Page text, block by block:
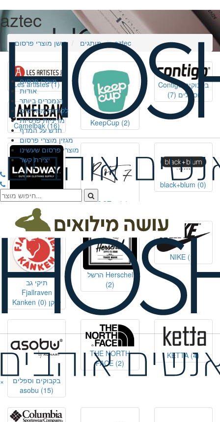
מוצרי פרסום
אודות
הנמכרים ביותר
לקוחות ממליצים
מדיניות פרטיות
חדש על המדף
מגזין מוצרי פרסום
מוצרי פרסום שעשינו
יצירת קשר
×
aztec
חושן מוצרי פרסום מותגים aztec
Contigo בקבוקים
וספלים (7)
KeepCup (2)
Les artistes (1)
Camelbak (16)
black+blum (0)
ROOT 7
(2)
LANDWAY(2)
NIKE (1)
הרשל Herschel
(2)
תיקי גב
Fjallraven
Kanken קנקן (0)
KETTA (4)
THE NORTH
FACE (2)
בקבוקים וספלים
asobu (15)